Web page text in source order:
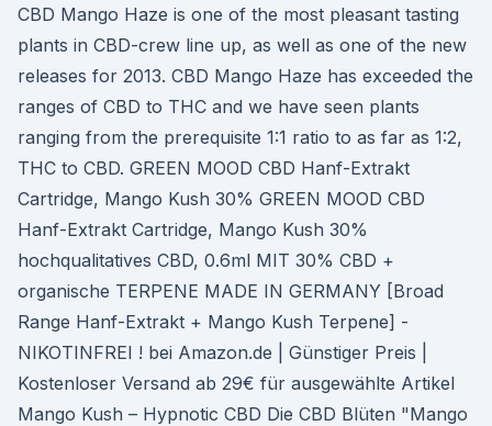
CBD Mango Haze is one of the most pleasant tasting
plants in CBD-crew line up, as well as one of the new
releases for 2013. CBD Mango Haze has exceeded the
ranges of CBD to THC and we have seen plants
ranging from the prerequisite 1:1 ratio to as far as 1:2,
THC to CBD. GREEN MOOD CBD Hanf-Extrakt
Cartridge, Mango Kush 30% GREEN MOOD CBD
Hanf-Extrakt Cartridge, Mango Kush 30%
hochqualitatives CBD, 0.6ml MIT 30% CBD +
organische TERPENE MADE IN GERMANY [Broad
Range Hanf-Extrakt + Mango Kush Terpene] -
NIKOTINFREI ! bei Amazon.de | Günstiger Preis |
Kostenloser Versand ab 29€ für ausgewählte Artikel
Mango Kush – Hypnotic CBD Die CBD Blüten "Mango